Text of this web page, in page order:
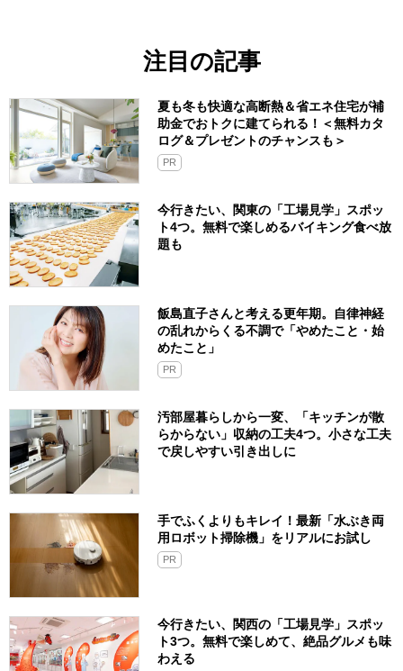
注目の記事
夏も冬も快適な高断熱＆省エネ住宅が補
助金でおトクに建てられる！＜無料カタ
ログ＆プレゼントのチャンスも＞
PR
今行きたい、関東の「工場見学」スポッ
ト4つ。無料で楽しめるバイキング食べ放
題も
飯島直子さんと考える更年期。自律神経
の乱れからくる不調で「やめたこと・始
めたこと」
PR
汚部屋暮らしから一変、「キッチンが散
らからない」収納の工夫4つ。小さな工夫
で戻しやすい引き出しに
手でふくよりもキレイ！最新「水ぶき両
用ロボット掃除機」をリアルにお試し
PR
今行きたい、関西の「工場見学」スポッ
ト3つ。無料で楽しめて、絶品グルメも味
わえる